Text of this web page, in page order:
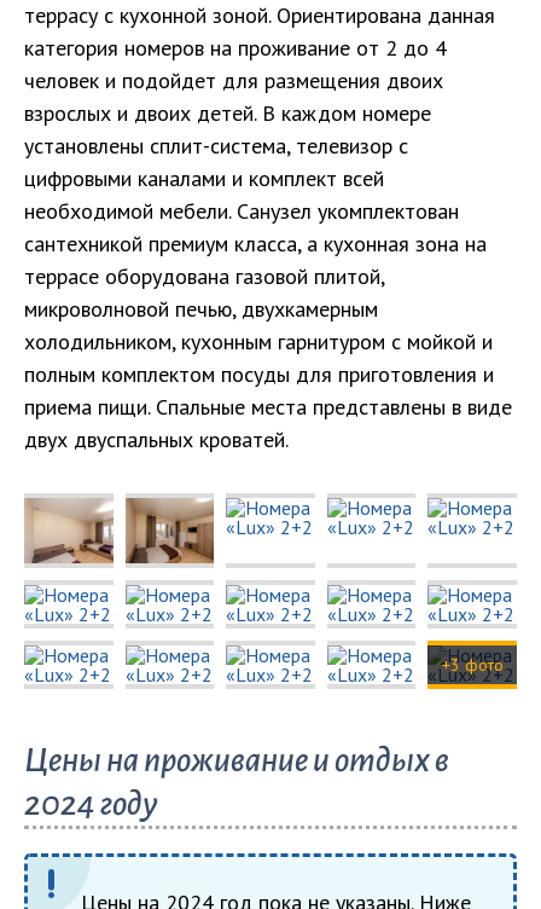
террасу с кухонной зоной. Ориентирована данная
категория номеров на проживание от 2 до 4
человек и подойдет для размещения двоих
взрослых и двоих детей. В каждом номере
установлены сплит-система, телевизор с
цифровыми каналами и комплект всей
необходимой мебели. Санузел укомплектован
сантехникой премиум класса, а кухонная зона на
террасе оборудована газовой плитой,
микроволновой печью, двухкамерным
холодильником, кухонным гарнитуром с мойкой и
полным комплектом посуды для приготовления и
приема пищи. Спальные места представлены в виде
двух двуспальных кроватей.
+3 фото
Цены на проживание и отдых в
2024 году
Цены на 2024 год пока не указаны. Ниже